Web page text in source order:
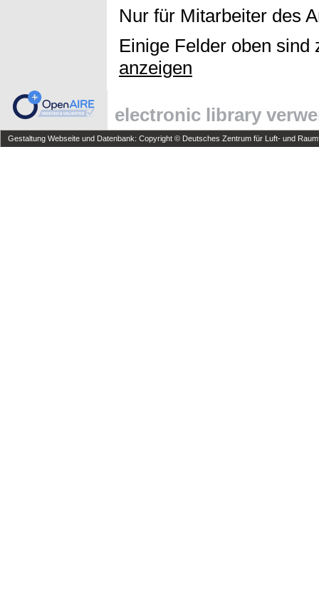
Nur für Mitarbeiter des
Einige Felder oben
anzeigen
electronic library
Gestaltung Webseite und Datenbank: Copyright © Deutsches Zentrum für Luft- und